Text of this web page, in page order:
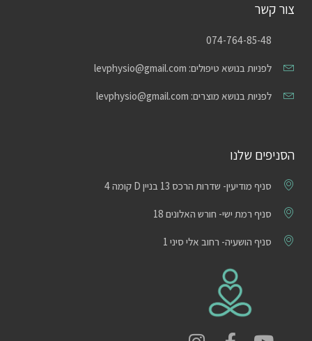
צור קשר
074-764-85-48
לפניות בנושא טיפולים: levphysio@gmail.com
לפניות בנושא מוצרים: levphysio@gmail.com
הסניפים שלנו
סניף מודיעין- שדרות הרכס 13 בניין D קומה 4
סניף רמת ישי- חורש האלונים 18
סניף הושעיה- רחוב אלי סיני 1